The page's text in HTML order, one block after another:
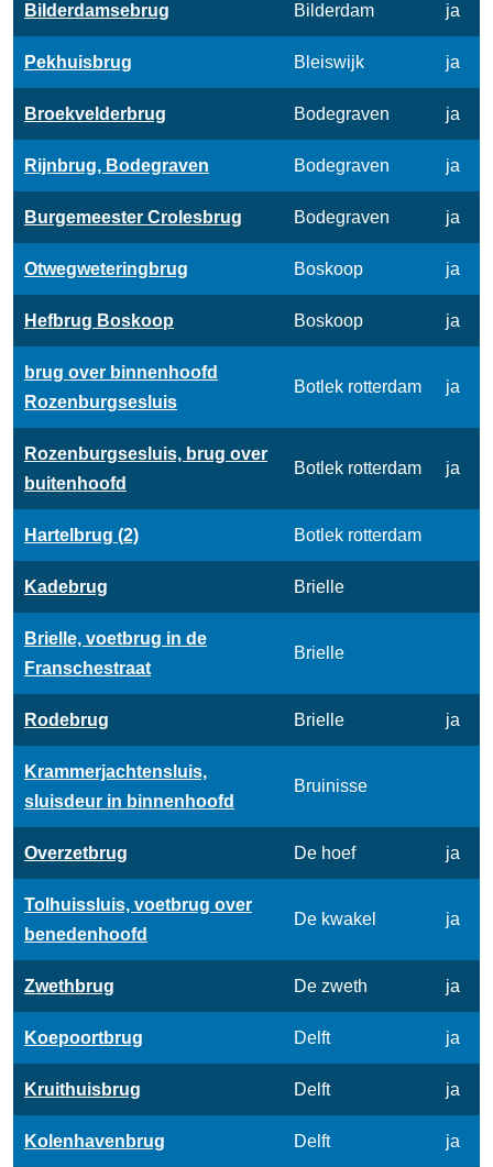
Bilderdamsebrug Bilderdam ja
Pekhuisbrug Bleiswijk ja
Broekvelderbrug Bodegraven ja
Rijnbrug, Bodegraven Bodegraven ja
Burgemeester Crolesbrug Bodegraven ja
Otwegweteringbrug Boskoop ja
Hefbrug Boskoop Boskoop ja
brug over binnenhoofd
Rozenburgsesluis
Botlek rotterdam ja
Rozenburgsesluis, brug over
buitenhoofd
Botlek rotterdam ja
Hartelbrug (2) Botlek rotterdam
Kadebrug Brielle
Brielle, voetbrug in de
Franschestraat
Brielle
Rodebrug Brielle ja
Krammerjachtensluis,
sluisdeur in binnenhoofd
Bruinisse
Overzetbrug De hoef ja
Tolhuissluis, voetbrug over
benedenhoofd
De kwakel ja
Zwethbrug De zweth ja
Koepoortbrug Delft ja
Kruithuisbrug Delft ja
Kolenhavenbrug Delft ja